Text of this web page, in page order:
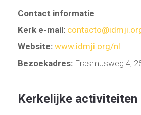
Contact informatie
Kerk e-mail:
Website: www.idmji.org/nl
Bezoekadres: Erasmusweg 4,
Kerkelijke activiteiten